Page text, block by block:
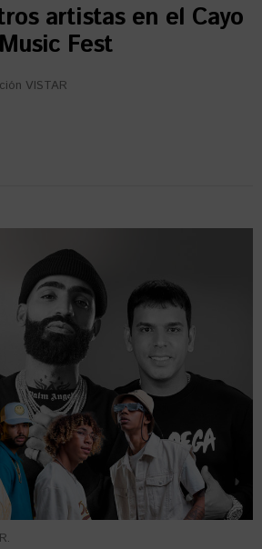
artistas en el Cayo
Fest
VISTAR